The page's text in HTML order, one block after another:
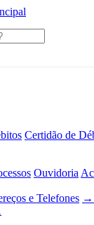
Certidão de
Ouvidoria
e Telefones →